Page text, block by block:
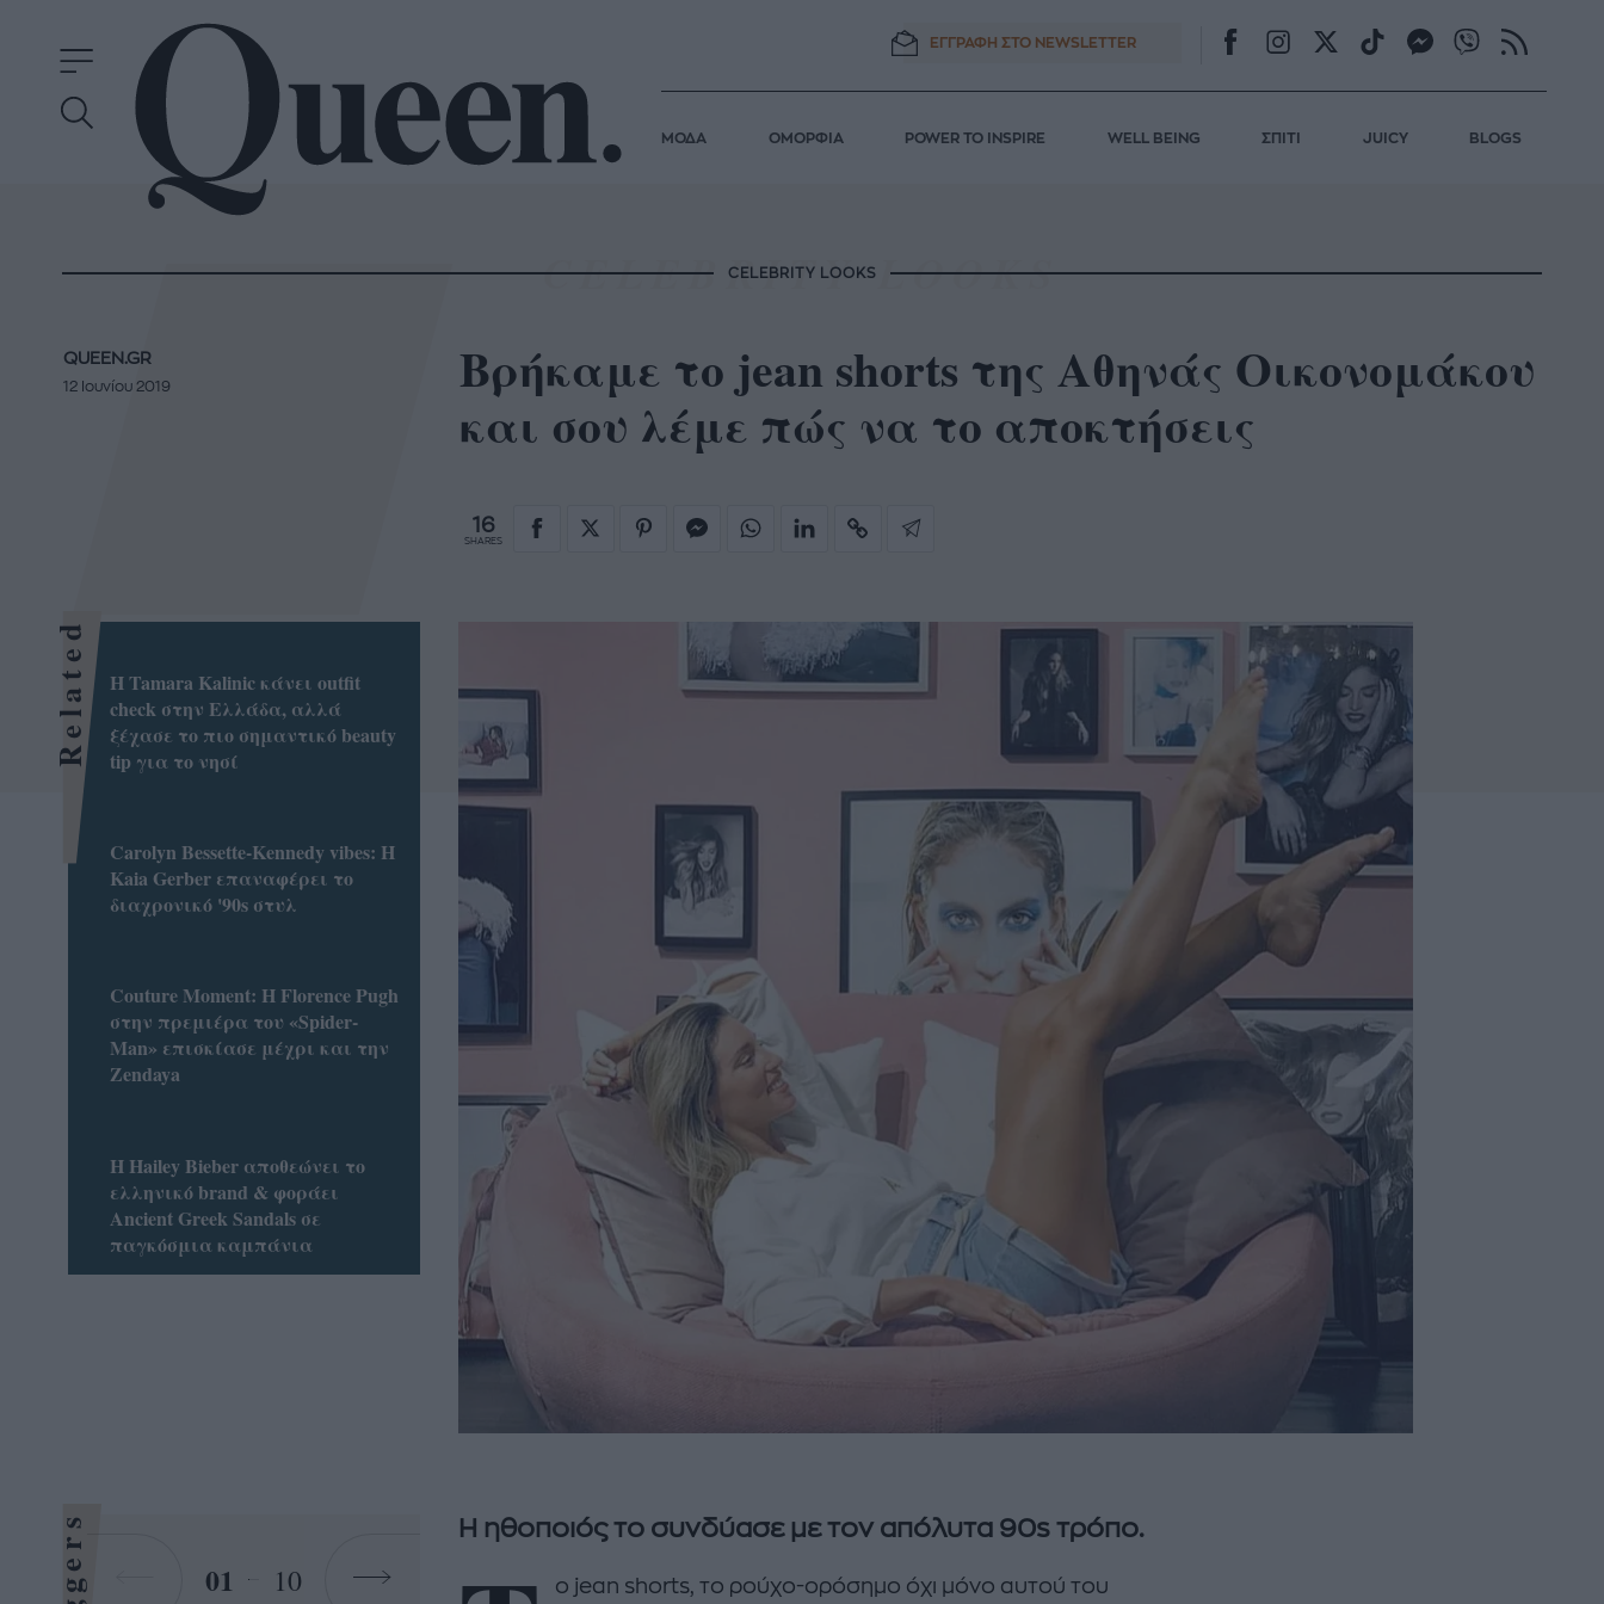
ΕΓΓΡΑΦΗ ΣΤΟ NEWSLETTER
ΜΟΔΑ ΟΜΟΡΦΙΑ POWER TO INSPIRE WELL BEING ΣΠΙΤΙ JUICY BLOGS
CELEBRITY LOOKS
Βρήκαμε το jean shorts της Αθηνάς Οικονομάκου
και σου λέμε πώς να το αποκτήσεις
16
SHARES
QUEEN.GR
12 Ιουνίου 2019
H ηθοποιός το συνδύασε με τον απόλυτα 90s τρόπο.
ο jean shorts, το ρούχο-ορόσημο όχι μόνο αυτού του
Related
Η Tamara Kalinic κάνει outfit
check στην Ελλάδα, αλλά
ξέχασε το πιο σημαντικό beauty
tip για το νησί
Carolyn Bessette-Kennedy vibes: Η
Kaia Gerber επαναφέρει το
διαχρονικό '90s στυλ
Couture Moment: Η Florence Pugh
στην πρεμιέρα του «Spider-
Man» επισκίασε μέχρι και την
Zendaya
Η Hailey Bieber αποθεώνει το
ελληνικό brand & φοράει
Ancient Greek Sandals σε
παγκόσμια καμπάνια
01 10